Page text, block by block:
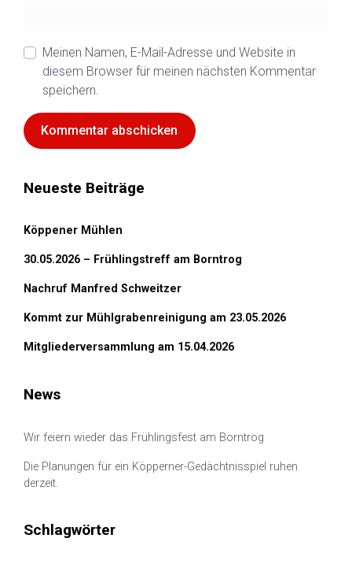
Meinen Namen, E-Mail-Adresse und Website in
diesem Browser für meinen nächsten Kommentar
speichern.
Neueste Beiträge
Köppener Mühlen
30.05.2026 – Frühlingstreff am Borntrog
Nachruf Manfred Schweitzer
Kommt zur Mühlgrabenreinigung am 23.05.2026
Mitgliederversammlung am 15.04.2026
News
Wir feiern wieder das Frühlingsfest am Borntrog
Die Planungen für ein Köpperner-Gedächtnisspiel ruhen
derzeit.
Schlagwörter